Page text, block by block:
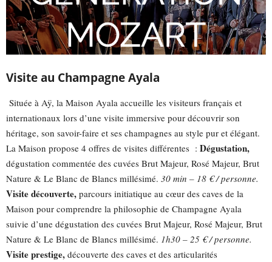
Visite au Champagne Ayala
Située à Aÿ, la Maison Ayala accueille les visiteurs français et
internationaux lors d’une visite immersive pour découvrir son
héritage, son savoir-faire et ses champagnes au style pur et élégant.
La Maison propose 4 offres de visites différentes : Dégustation,
dégustation commentée des cuvées Brut Majeur, Rosé Majeur, Brut
Nature & Le Blanc de Blancs millésimé. 30 min – 18 € / personne.
Visite découverte, parcours initiatique au cœur des caves de la
Maison pour comprendre la philosophie de Champagne Ayala
suivie d’une dégustation des cuvées Brut Majeur, Rosé Majeur, Brut
Nature & Le Blanc de Blancs millésimé. 1h30 – 25 € / personne.
Visite prestige, découverte des caves et des articularités